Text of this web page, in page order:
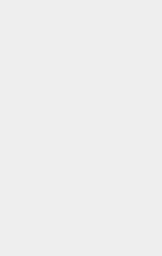
Pouch bei der FAST-